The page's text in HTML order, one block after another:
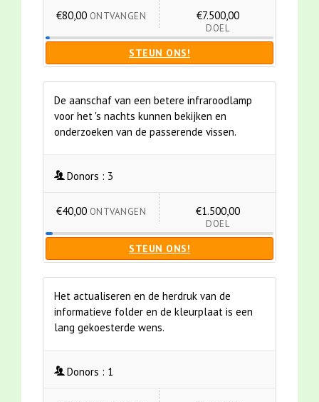
€80,00 ONTVANGEN €7.500,00
DOEL
STEUN ONS!
De aanschaf van een betere infraroodlamp
voor het 's nachts kunnen bekijken en
onderzoeken van de passerende vissen.
Donors : 3
€40,00 ONTVANGEN €1.500,00
DOEL
STEUN ONS!
Het actualiseren en de herdruk van de
informatieve folder en de kleurplaat is een
lang gekoesterde wens.
Donors : 1